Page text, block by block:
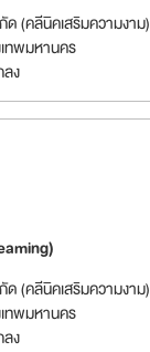
ด (คลีนิคเสริมความงาม)
ทพมหานคร
ง
ด (คลีนิคเสริมความงาม)
ทพมหานคร
ง